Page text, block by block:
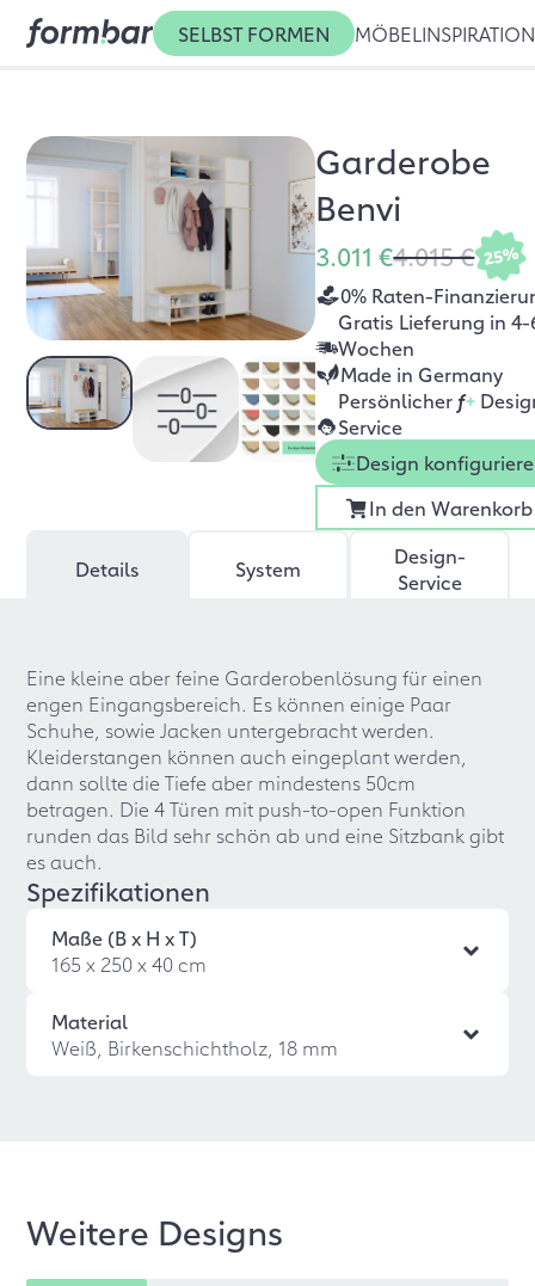
SELBST FORMEN MÖBEL INSPIRATION
Garderobe
Benvi
3.011 €4.015 € 25%
0% Raten-
Gratis Lieferung in 4-
Wochen
Made in Germany
Persönlicher f+
Service
Design
In den Warenkorb
Details System
Design-
Service
Eine kleine aber feine Garderobenlösung für einen
engen Eingangsbereich. Es können einige Paar
Schuhe, sowie Jacken untergebracht werden.
Kleiderstangen können auch eingeplant werden,
dann sollte die Tiefe aber mindestens 50cm
betragen. Die 4 Türen mit push-to-open Funktion
runden das Bild sehr schön ab und eine Sitzbank gibt
es auch.
Spezifikationen
Maße (B x H x T)
165 x 250 x 40 cm
Material
Weiß, Birkenschichtholz, 18 mm
Weitere Designs